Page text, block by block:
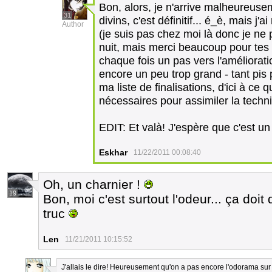
31
Author
Bon, alors, je n'arrive
divins, c'est définitif... é_è, mais
(je suis pas chez moi là donc je
nuit, mais merci beaucoup pour
chaque fois un pas vers
encore un peu trop grand - tant
ma liste de finalisations, d'ici à ce
nécessaires pour assimiler la
EDIT: Et valà! J'espère que c'est
Eskhar 11/22/2011 00:08:40
19
Oh, un charnier !
Bon, moi c'est surtout l'odeur... ça doit
truc
Len 11/21/2011 10:15:52
J'allais le dire! Heureusement qu'on a pas encore l'odorama